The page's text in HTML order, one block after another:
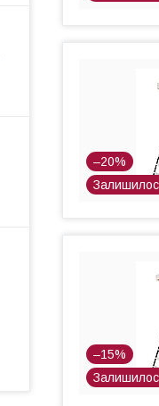
–20%
–15%